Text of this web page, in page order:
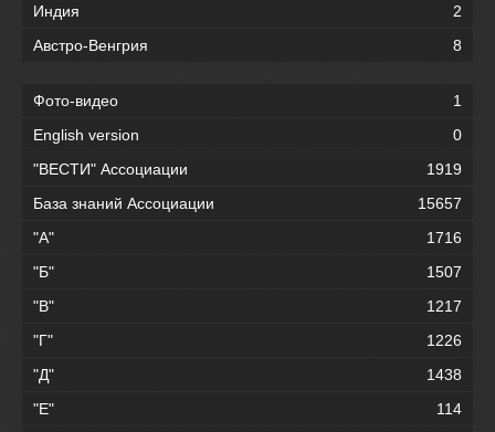
Индия
2
Австро-Венгрия
8
Фото-видео
1
English version
0
"ВЕСТИ" Ассоциации
1919
База знаний Ассоциации
15657
"А"
1716
"Б"
1507
"В"
1217
"Г"
1226
"Д"
1438
"Е"
114